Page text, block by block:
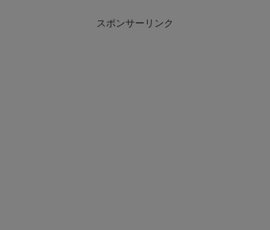
スポンサーリンク